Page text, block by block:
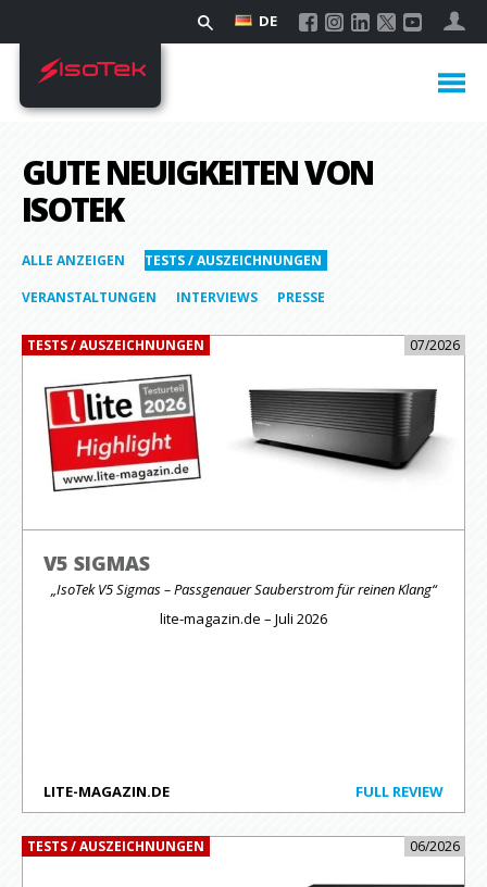
DE
GUTE NEUIGKEITEN VON
ISOTEK
ALLE ANZEIGEN
TESTS / AUSZEICHNUNGEN
VERANSTALTUNGEN
INTERVIEWS PRESSE
TESTS / AUSZEICHNUNGEN 07/2026
V5 SIGMAS
„IsoTek V5 Sigmas – Passgenauer Sauberstrom für reinen Klang“
lite-magazin.de – Juli 2026
LITE-MAGAZIN.DE FULL REVIEW
TESTS / AUSZEICHNUNGEN 06/2026